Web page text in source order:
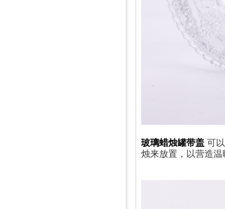
玻璃蜡烛罐带盖 可
烛来放置，以营造